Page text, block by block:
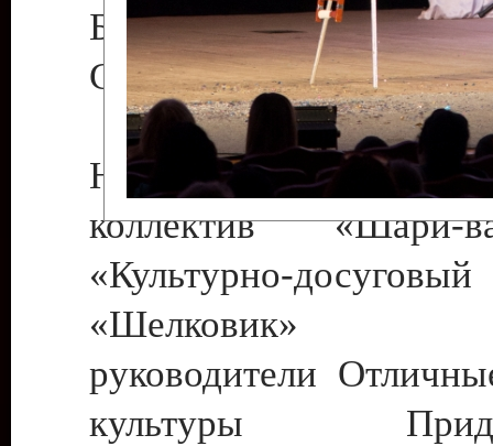
Бендеры ,
Светлана Георгиевна
Народный цирковой
коллектив
«Культурно-
«Шелковик»
руководители
культуры